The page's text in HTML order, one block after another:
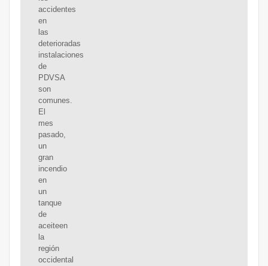
accidentes
en
las
deterioradas
instalaciones
de
PDVSA
son
comunes.
El
mes
pasado,
un
gran
incendio
en
un
tanque
de
aceiteen
la
región
occidental